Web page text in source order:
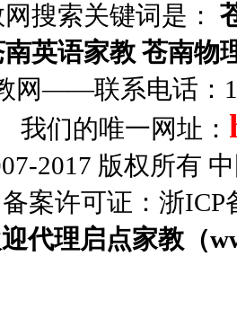
搜索关键词是：
英语家教 苍南物
网——联系电话
我们的唯一网址：
2017 版权所有
备案许可证：浙ICP
代理启点家教（